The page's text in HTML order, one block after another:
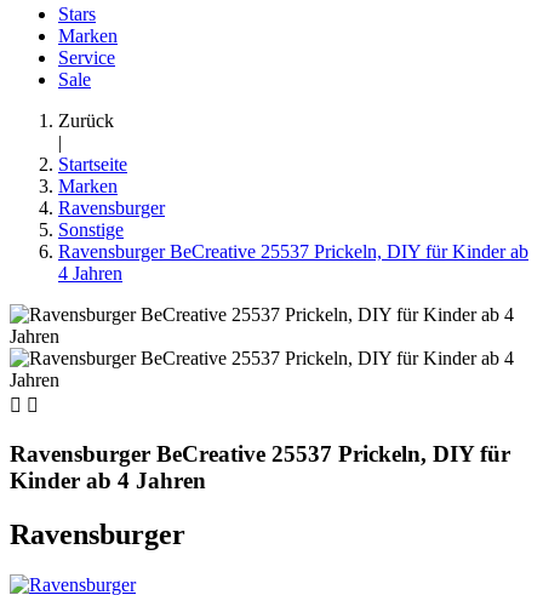
Stars
Marken
Service
Sale
Zurück
|
Startseite
Marken
Ravensburger
Sonstige
Ravensburger BeCreative 25537 Prickeln, DIY für Kinder ab
4 Jahren
 
Ravensburger BeCreative 25537 Prickeln, DIY für
Kinder ab 4 Jahren
Ravensburger